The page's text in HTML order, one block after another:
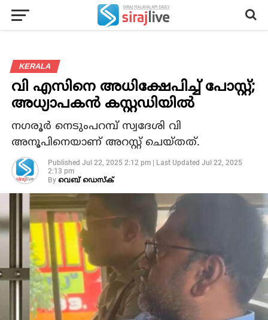
KERALA
വി എസിനെ അധിക്ഷേപിച്ച് പോസ്റ്റ്;
അധ്യാപകന്‍ കസ്റ്റഡിയില്‍
നഗരൂര്‍ നെടുംപറമ്പ് സ്വദേശി വി
അനൂപിനെയാണ് അറസ്റ്റ് ചെയ്തത്.
Published Jul 22, 2025 2:12 pm| Last Updated Jul 22, 2025
2:13 pm
By വെബ് ഡെസ്‌ക്